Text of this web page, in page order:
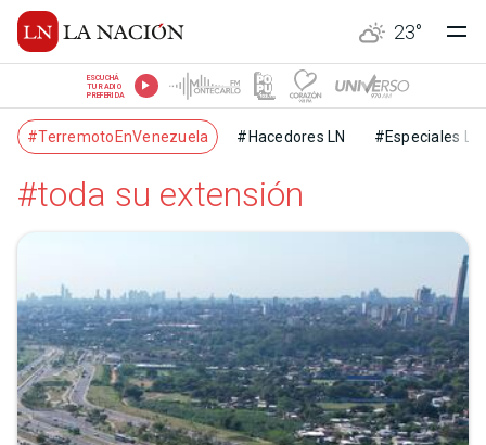
23°
ESCUCHÁ
TU RADIO
PREFERIDA
#TerremotoEnVenezuela #Hacedores LN #Especiales LN
#toda su extensión